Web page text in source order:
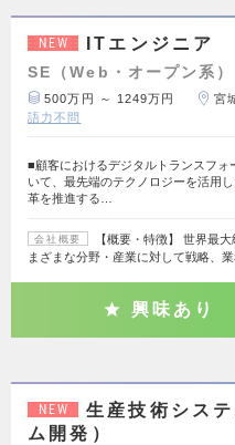
NEW ITエンジニア
SE（Web・オープン系）
500万円 ～ 1249万円 宮
語力不問
■顧客におけるデジタルトランスフォ
いて、最先端のテクノロジーを活用
革を推進する…
会社概要
【概要・特徴】 世界最
まざまな分野・産業に対して戦略、
興味あり
NEW
生産技術シス
ム開発）